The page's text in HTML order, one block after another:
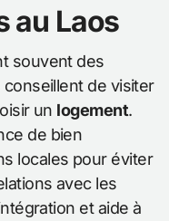
au Laos
souvent des
de visiter
un logement.
de bien
locales pour éviter
avec les
et aide à